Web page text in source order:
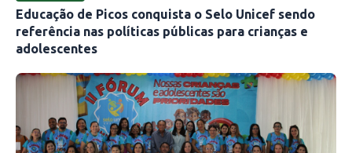
Educação de Picos conquista o Selo Unicef sendo
referência nas políticas públicas para crianças e
adolescentes